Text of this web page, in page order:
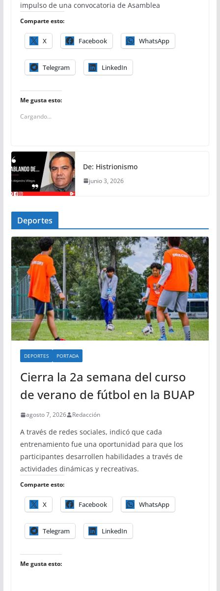
impulso de una convocatoria de Asamblea
Comparte esto:
X Facebook WhatsApp
Telegram LinkedIn
Me gusta esto:
Cargando...
De: Histrionismo
junio 3, 2026
Deportes
DEPORTES PORTADA
Cierra la 2a semana del curso
de verano de fútbol en la BUAP
agosto 7, 2026 Redacción
A través de redes sociales, indicó que cada
entrenamiento fue una oportunidad para que los
participantes desarrollen habilidades a través de
actividades dinámicas y recreativas.
Comparte esto:
X Facebook WhatsApp
Telegram LinkedIn
Me gusta esto: